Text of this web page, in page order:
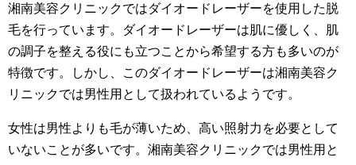
湘南美容クリニックではダイオードレーザーを使用した脱
毛を行っています。ダイオードレーザーは肌に優しく、肌
の調子を整える役にも立つことから希望する方も多いのが
特徴です。しかし、このダイオードレーザーは湘南美容ク
リニックでは男性用として扱われているようです。
女性は男性よりも毛が薄いため、高い照射力を必要として
いないことが多いです。湘南美容クリニックでは男性用と